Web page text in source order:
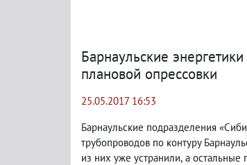
Барнаульские
плановой опрессовки
25.05.2017 16:53
Барнаульские подразделения
трубопроводов по контуру
из них уже устранили, а остальные